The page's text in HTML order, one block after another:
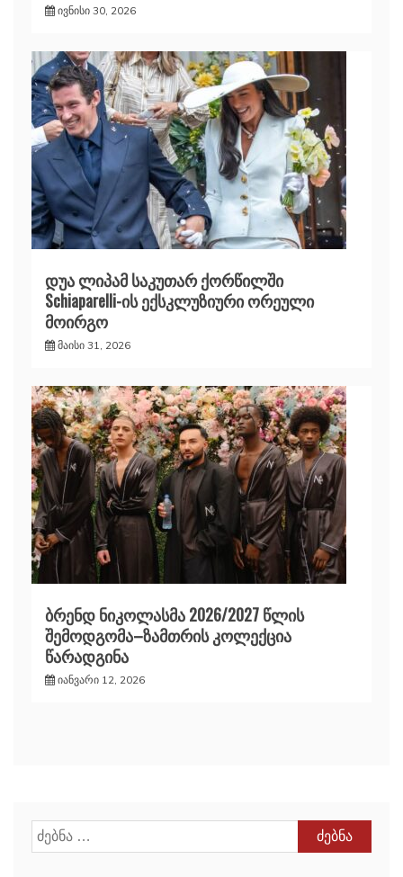
ივნისი 30, 2026
დუა ლიპამ საკუთარ ქორწილში
Schiaparelli-ის ექსკლუზიური ორეული
მოირგო
მაისი 31, 2026
ბრენდ ნიკოლასმა 2026/2027 წლის
შემოდგომა–ზამთრის კოლექცია
წარადგინა
იანვარი 12, 2026
ძებნა: